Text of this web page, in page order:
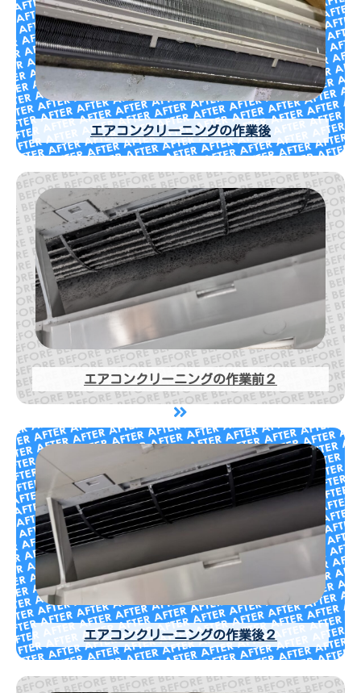
エアコンクリーニングの作業後
エアコンクリーニングの作業前２
エアコンクリーニングの作業後２